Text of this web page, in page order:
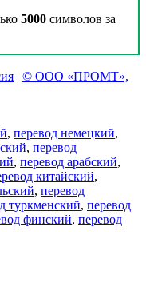
5000 символов за
| © ООО «ПРОМТ»,
, перевод немецкий,
, перевод
, перевод арабский,
китайский,
, перевод
туркменский, перевод
финский, перевод